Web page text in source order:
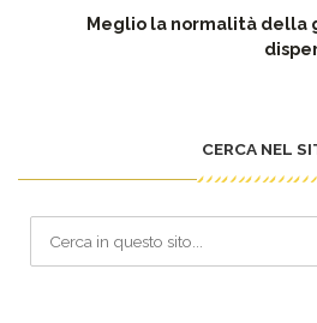
Meglio la normalità della
CERCA NEL